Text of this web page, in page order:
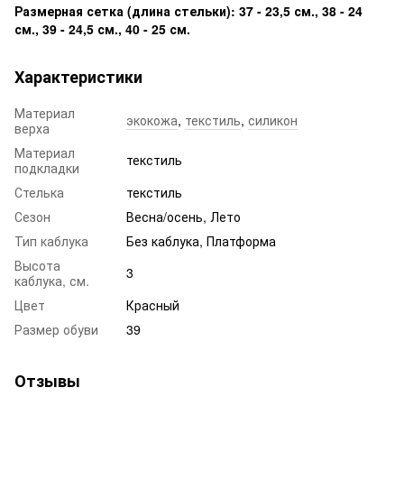
Размерная сетка (длина стельки): 37 - 23,5 см., 38 - 24
см., 39 - 24,5 см., 40 - 25 см.
Характеристики
Материал
верха
экокожа, текстиль, силикон
Материал
подкладки
текстиль
Стелька
текстиль
Сезон
Весна/осень, Лето
Тип каблука
Без каблука, Платформа
Высота
каблука, см.
3
Цвет
Красный
Размер обуви
39
Отзывы